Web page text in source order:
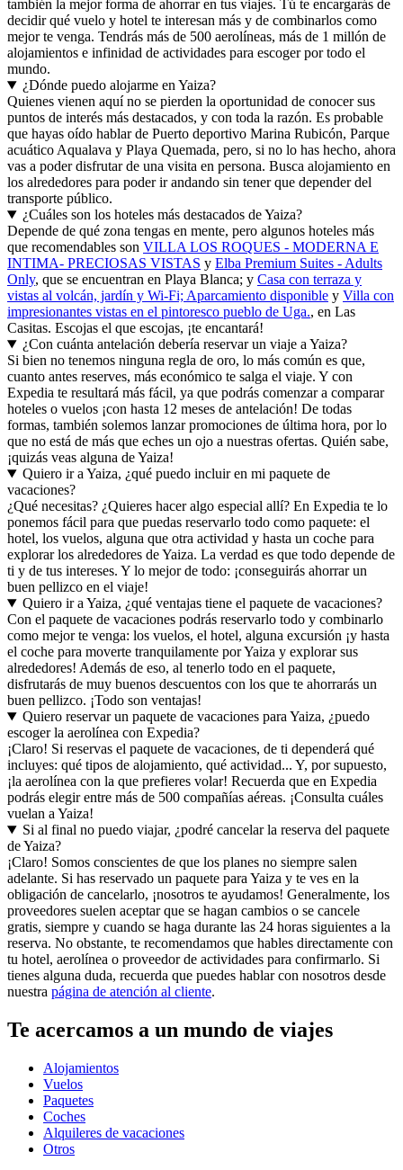
también la mejor forma de ahorrar en tus viajes. Tú te encargarás de
decidir qué vuelo y hotel te interesan más y de combinarlos como
mejor te venga. Tendrás más de 500 aerolíneas, más de 1 millón de
alojamientos e infinidad de actividades para escoger por todo el
mundo.
¿Dónde puedo alojarme en Yaiza?
Quienes vienen aquí no se pierden la oportunidad de conocer sus
puntos de interés más destacados, y con toda la razón. Es probable
que hayas oído hablar de Puerto deportivo Marina Rubicón, Parque
acuático Aqualava y Playa Quemada, pero, si no lo has hecho, ahora
vas a poder disfrutar de una visita en persona. Busca alojamiento en
los alrededores para poder ir andando sin tener que depender del
transporte público.
¿Cuáles son los hoteles más destacados de Yaiza?
Depende de qué zona tengas en mente, pero algunos hoteles más
que recomendables son VILLA LOS ROQUES - MODERNA E
INTIMA- PRECIOSAS VISTAS y Elba Premium Suites - Adults
Only, que se encuentran en Playa Blanca; y Casa con terraza y
vistas al volcán, jardín y Wi-Fi; Aparcamiento disponible y Villa con
impresionantes vistas en el pintoresco pueblo de Uga., en Las
Casitas. Escojas el que escojas, ¡te encantará!
¿Con cuánta antelación debería reservar un viaje a Yaiza?
Si bien no tenemos ninguna regla de oro, lo más común es que,
cuanto antes reserves, más económico te salga el viaje. Y con
Expedia te resultará más fácil, ya que podrás comenzar a comparar
hoteles o vuelos ¡con hasta 12 meses de antelación! De todas
formas, también solemos lanzar promociones de última hora, por lo
que no está de más que eches un ojo a nuestras ofertas. Quién sabe,
¡quizás veas alguna de Yaiza!
Quiero ir a Yaiza, ¿qué puedo incluir en mi paquete de
vacaciones?
¿Qué necesitas? ¿Quieres hacer algo especial allí? En Expedia te lo
ponemos fácil para que puedas reservarlo todo como paquete: el
hotel, los vuelos, alguna que otra actividad y hasta un coche para
explorar los alrededores de Yaiza. La verdad es que todo depende de
ti y de tus intereses. Y lo mejor de todo: ¡conseguirás ahorrar un
buen pellizco en el viaje!
Quiero ir a Yaiza, ¿qué ventajas tiene el paquete de vacaciones?
Con el paquete de vacaciones podrás reservarlo todo y combinarlo
como mejor te venga: los vuelos, el hotel, alguna excursión ¡y hasta
el coche para moverte tranquilamente por Yaiza y explorar sus
alrededores! Además de eso, al tenerlo todo en el paquete,
disfrutarás de muy buenos descuentos con los que te ahorrarás un
buen pellizco. ¡Todo son ventajas!
Quiero reservar un paquete de vacaciones para Yaiza, ¿puedo
escoger la aerolínea con Expedia?
¡Claro! Si reservas el paquete de vacaciones, de ti dependerá qué
incluyes: qué tipos de alojamiento, qué actividad... Y, por supuesto,
¡la aerolínea con la que prefieres volar! Recuerda que en Expedia
podrás elegir entre más de 500 compañías aéreas. ¡Consulta cuáles
vuelan a Yaiza!
Si al final no puedo viajar, ¿podré cancelar la reserva del paquete
de Yaiza?
¡Claro! Somos conscientes de que los planes no siempre salen
adelante. Si has reservado un paquete para Yaiza y te ves en la
obligación de cancelarlo, ¡nosotros te ayudamos! Generalmente, los
proveedores suelen aceptar que se hagan cambios o se cancele
gratis, siempre y cuando se haga durante las 24 horas siguientes a la
reserva. No obstante, te recomendamos que hables directamente con
tu hotel, aerolínea o proveedor de actividades para confirmarlo. Si
tienes alguna duda, recuerda que puedes hablar con nosotros desde
nuestra página de atención al cliente.
Te acercamos a un mundo de viajes
Alojamientos
Vuelos
Paquetes
Coches
Alquileres de vacaciones
Otros